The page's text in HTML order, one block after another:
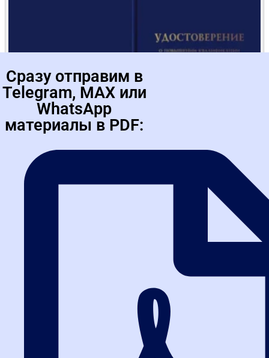
Практические занятия в
наших курсах
Сразу отправим в
Telegram, MAX или
WhatsApp
материалы в PDF: